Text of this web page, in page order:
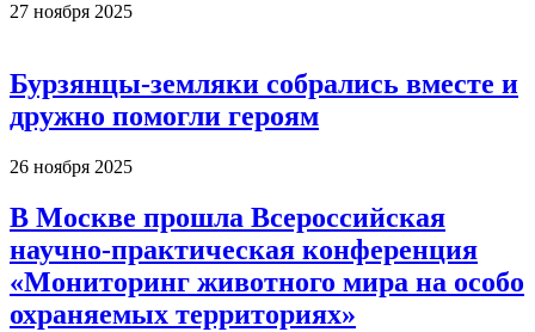
27 ноября 2025
Бурзянцы-земляки собрались вместе и
дружно помогли героям
26 ноября 2025
В Москве прошла Всероссийская
научно-практическая конференция
«Мониторинг животного мира на особо
охраняемых территориях»